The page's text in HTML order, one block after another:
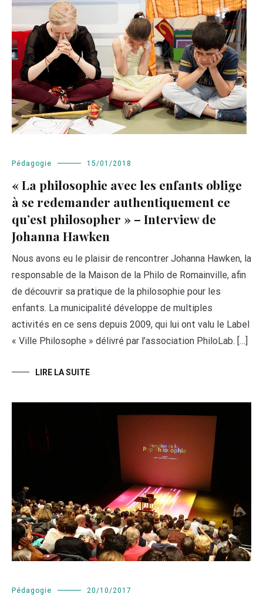
Pédagogie 15/01/2018
« La philosophie avec les enfants oblige
à se redemander authentiquement ce
qu’est philosopher » – Interview de
Johanna Hawken
Nous avons eu le plaisir de rencontrer Johanna Hawken, la
responsable de la Maison de la Philo de Romainville, afin
de découvrir sa pratique de la philosophie pour les
enfants. La municipalité développe de multiples
activités en ce sens depuis 2009, qui lui ont valu le Label
« Ville Philosophe » délivré par l’association PhiloLab. […]
LIRE LA SUITE
Pédagogie 20/10/2017